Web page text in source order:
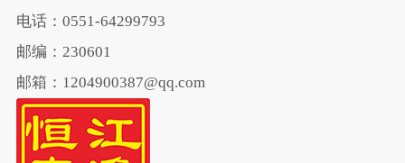
电话：0551-64299793
邮编：230601
邮箱：1204900387@qq.com